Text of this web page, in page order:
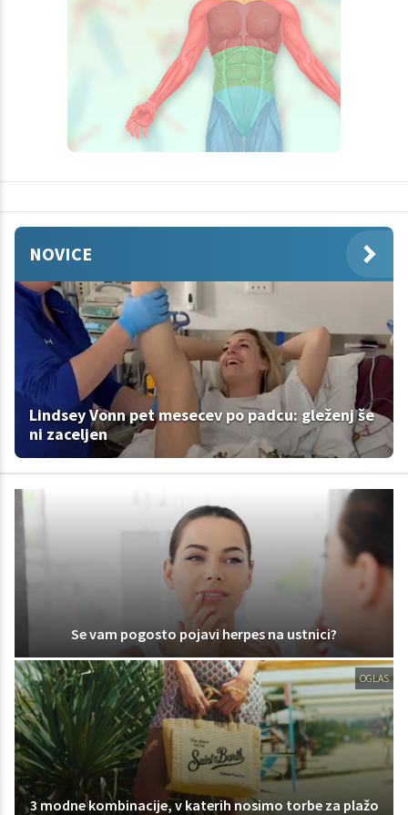
NOVICE
Lindsey Vonn pet mesecev po padcu: gleženj še
ni zaceljen
Se vam pogosto pojavi herpes na ustnici?
OGLAS
3 modne kombinacije, v katerih nosimo torbe za plažo